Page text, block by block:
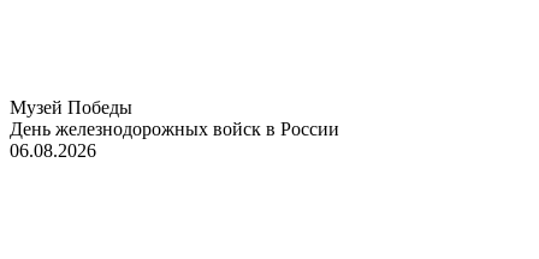
Музей Победы
День железнодорожных войск в России
06.08.2026